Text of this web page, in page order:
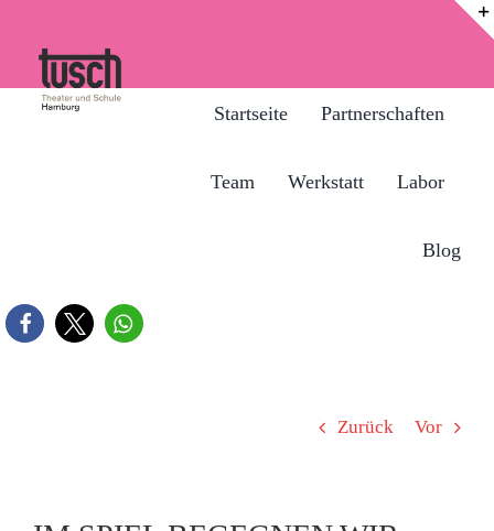
springen
Startseite Partnerschaften
Team Werkstatt Labor
Blog
Zurück Vor